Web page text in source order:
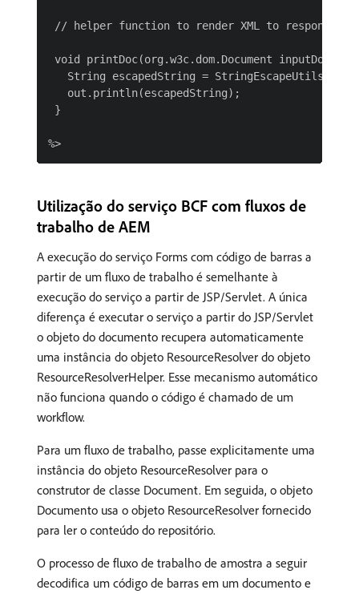
// helper function to render XML to response
void printDoc(org.w3c.dom.Document
String escapedString =
   out.println(escapedString);
}
Utilização do serviço BCF com fluxos de
trabalho de AEM
A execução do serviço Forms com código de barras a
partir de um fluxo de trabalho é semelhante à
execução do serviço a partir de JSP/Servlet. A única
diferença é executar o serviço a partir do JSP/Servlet
o objeto do documento recupera automaticamente
uma instância do objeto ResourceResolver do objeto
ResourceResolverHelper. Esse mecanismo automático
não funciona quando o código é chamado de um
workflow.
Para um fluxo de trabalho, passe explicitamente uma
instância do objeto ResourceResolver para o
construtor de classe Document. Em seguida, o objeto
Documento usa o objeto ResourceResolver fornecido
para ler o conteúdo do repositório.
O processo de fluxo de trabalho de amostra a seguir
decodifica um código de barras em um documento e